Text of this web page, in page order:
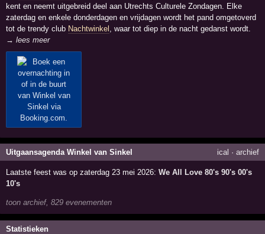
kent en neemt uitgebreid deel aan Utrechts Culturele Zondagen. Elke
zaterdag en enkele donderdagen en vrijdagen wordt het pand omgetoverd
tot de trendy club Nachtwinkel , waar tot diep in de nacht gedanst wordt.
→ lees meer
Uitgaansagenda Winkel van Sinkel ical · archief
Laatste feest was op zaterdag 23 mei 2026:We All Love 80's 90's 00's
10's
toon archief, 829 evenementen
Statistieken